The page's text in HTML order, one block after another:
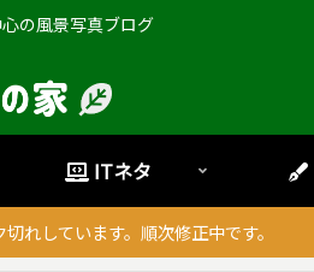
の風景写真ブログ
ITネタ
れしています。順次修正中です。